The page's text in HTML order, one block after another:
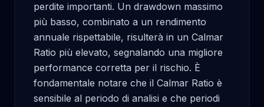
perdite importanti. Un drawdown massimo
più basso, combinato a un rendimento
annuale rispettabile, risulterà in un Calmar
Ratio più elevato, segnalando una migliore
performance corretta per il rischio. È
fondamentale notare che il Calmar Ratio è
sensibile al periodo di analisi e che periodi